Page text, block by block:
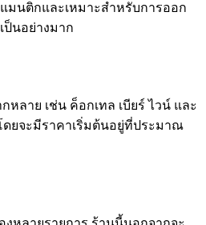
มนติกและเหมาะสำหรับการออก
ป็นอย่างมาก
หลาย เช่น ค็อกเทล เบียร์ ไวน์ และ
ยจะมีราคาเริ่มต้นอยู่ที่ประมาณ